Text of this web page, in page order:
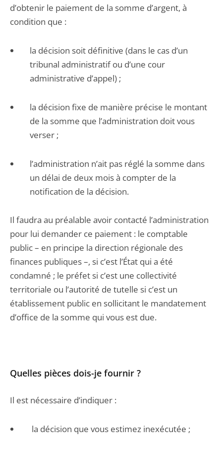
d’obtenir le paiement de la somme d’argent, à
condition que :
la décision soit définitive (dans le cas d’un
tribunal administratif ou d’une cour
administrative d’appel) ;
la décision fixe de manière précise le montant
de la somme que l’administration doit vous
verser ;
l’administration n’ait pas réglé la somme dans
un délai de deux mois à compter de la
notification de la décision.
Il faudra au préalable avoir contacté l’administration
pour lui demander ce paiement : le comptable
public – en principe la direction régionale des
finances publiques –, si c’est l’État qui a été
condamné ; le préfet si c’est une collectivité
territoriale ou l’autorité de tutelle si c’est un
établissement public en sollicitant le mandatement
d’office de la somme qui vous est due.
Quelles pièces dois-je fournir ?
Il est nécessaire d’indiquer :
la décision que vous estimez inexécutée ;